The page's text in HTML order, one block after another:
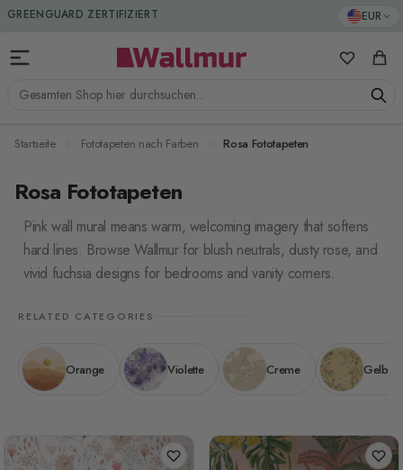
Zum Inhalt springen EUR
Gesamten Shop hier durchsuchen...
Meine
GREENGUARD ZERTIFIZIERT
Startseite Fototapeten nach Farben Rosa Fototapeten
Rosa Fototapeten
Pink wall mural means warm, welcoming imagery that softens
hard lines. Browse Wallmur for blush neutrals, dusty rose, and
vivid fuchsia designs for bedrooms and vanity corners.
RELATED CATEGORIES
Orange Violette Creme Gelbe